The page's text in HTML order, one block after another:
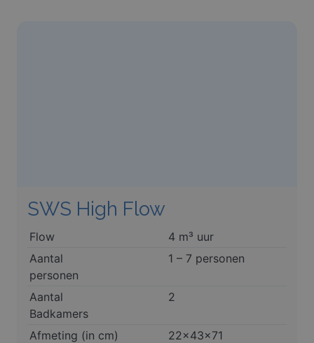
SWS High Flow
Flow
4 m³ uur
Aantal
personen
1 – 7 personen
Aantal
Badkamers
2
Afmeting (in cm)
22x43x71